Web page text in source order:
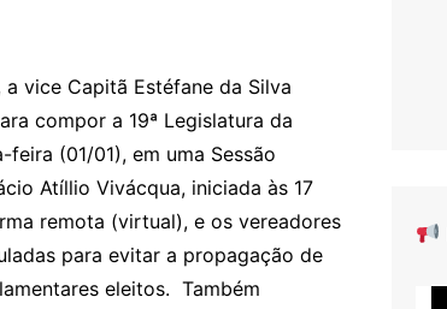
vice Capitã Estéfane da Silva
compor a 19ª Legislatura da
(01/01), em uma Sessão
Atíllio Vivácqua, iniciada às 17
remota (virtual), e os vereadores
para evitar a propagação de
eleitos. Também